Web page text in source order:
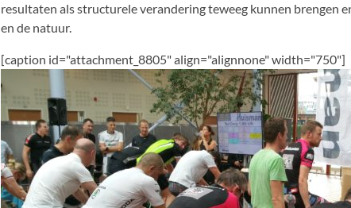
resultaten als structurele verandering teweeg kunnen brengen
en de natuur.
[caption id="attachment_8805" align="alignnone" width="750"]